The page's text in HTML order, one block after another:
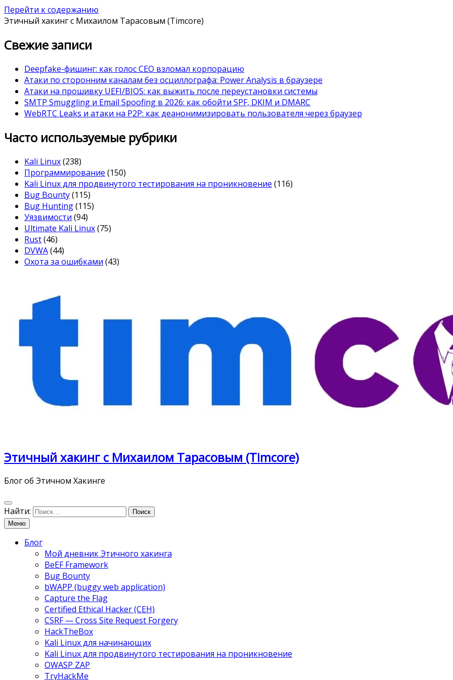
Перейти к содержанию
Этичный хакинг с Михаилом Тарасовым (Timcore)
Свежие записи
Deepfake-фишинг: как голос CEO взломал корпорацию
Атаки по сторонним каналам без осциллографа: Power Analysis в браузере
Атаки на прошивку UEFI/BIOS: как выжить после переустановки системы
SMTP Smuggling и Email Spoofing в 2026: как обойти SPF, DKIM и DMARC
WebRTC Leaks и атаки на P2P: как деанонимизировать пользователя через браузер
Часто используемые рубрики
Kali Linux(238)
Программирование (150)
Kali Linux для продвинутого тестирования на проникновение (116)
Bug Bounty(115)
Bug Hunting(115)
Уязвимости (94)
Ultimate Kali Linux(75)
Rust(46)
DVWA(44)
Охота за ошибками (43)
Этичный хакинг с Михаилом Тарасовым (Timcore)
Блог об Этичном Хакинге
Найти:
Меню
Блог
Мой дневник Этичного хакинга
BeEF Framework
Bug Bounty
bWAPP (buggy web application)
Capture the Flag
Certified Ethical Hacker (CEH)
CSRF — Cross Site Request Forgery
HackTheBox
Kali Linux для начинающих
Kali Linux для продвинутого тестирования на проникновение
OWASP ZAP
TryHackMe